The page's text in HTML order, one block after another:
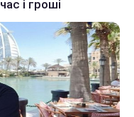
і гроші